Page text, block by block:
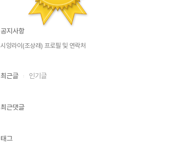
공지사항
시앙라이(조상래) 프로필 및 연락처
최근글 인기글
최근댓글
태그